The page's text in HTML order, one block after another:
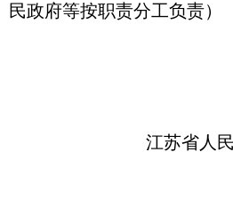
民政府等按职责分工负责）
江苏省人